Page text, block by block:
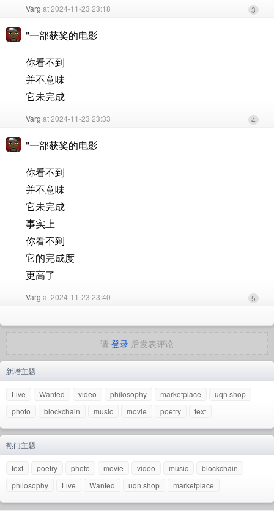
Varg at 2024-11-23 23:18 3
"一部获奖的电影
你看不到
并不意味
它未完成
Varg at 2024-11-23 23:33 4
"一部获奖的电影
你看不到
并不意味
它未完成
事实上
你看不到
它的完成度
更高了
Varg at 2024-11-23 23:40 5
请 登录 后发表评论
新增主题
Live Wanted video philosophy marketplace
uqn shop
photo
blockchain music movie poetry text
热门主题
text poetry photo movie video music
blockchain
philosophy
Live Wanted uqn shop marketplace